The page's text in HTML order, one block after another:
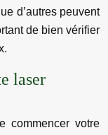
d’autres peuvent
de bien vérifier
laser
commencer votre